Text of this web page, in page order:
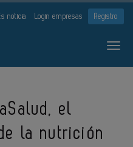
noticia Login empresas Registro
el
la nutrición